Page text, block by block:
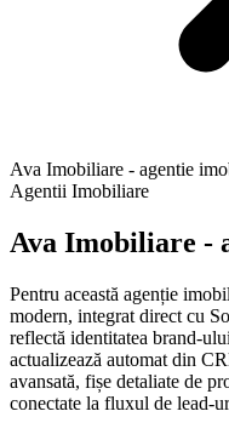
Ava Imobiliare - agentie
Agentii Imobiliare
Ava Imobiliare -
Pentru această agenție
modern, integrat direct cu
reflectă identitatea brand-
actualizează automat din
avansată, fișe detaliate de
conectate la fluxul de lead-